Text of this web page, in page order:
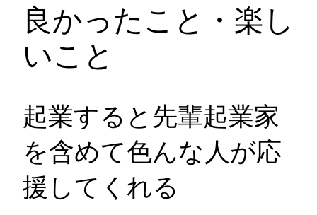
良かったこと・楽し
いこと
起業すると先輩起業家
を含めて色んな人が応
援してくれる